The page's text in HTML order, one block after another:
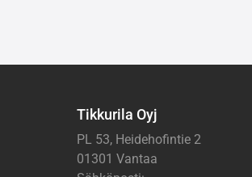
Tikkurila Oyj
PL 53, Heidehofintie 2
01301 Vantaa